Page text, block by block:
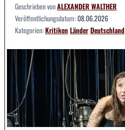
Geschrieben vonALEXANDER WALTHER
Veröffentlichungsdatum:08.06.2026
Kategorien:KritikenLänderDeutschland